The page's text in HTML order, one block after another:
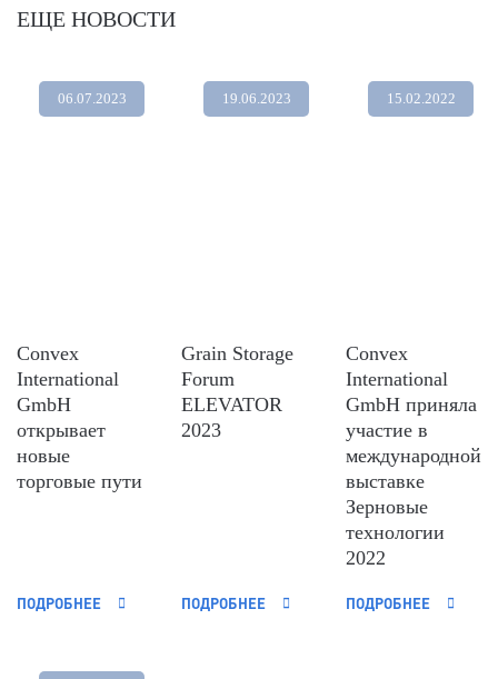
ЕЩЕ НОВОСТИ
06.07.2023
Convex
International
GmbH
открывает
новые
торговые пути
ПОДРОБНЕЕ
19.06.2023
Grain Storage
Forum
ELEVATOR
2023
ПОДРОБНЕЕ
15.02.2022
Convex
International
GmbH приняла
участие в
международной
выставке
Зерновые
технологии
2022
ПОДРОБНЕЕ